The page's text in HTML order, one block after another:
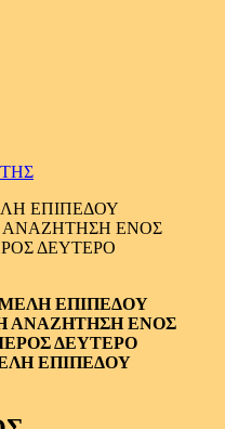
ΕΠΙΠΕΔΟΥ
ΑΝΑΖΗΤΗΣΗ ΕΝΟΣ
ΔΕΥΤΕΡΟ
ΕΠΙΠΕΔΟΥ